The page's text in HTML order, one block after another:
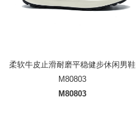
柔软牛皮止滑耐磨平稳健步休闲男鞋
M80803
M80803